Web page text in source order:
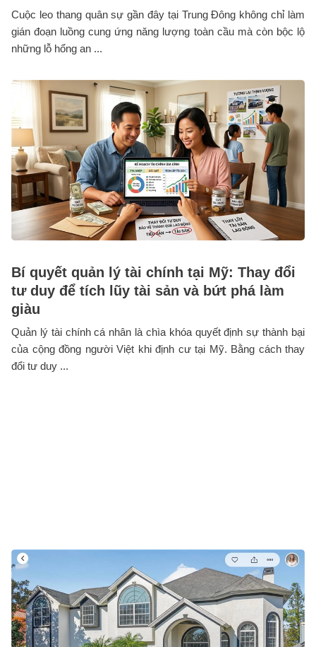
Cuộc leo thang quân sự gần đây tại Trung Đông không chỉ làm
gián đoạn luồng cung ứng năng lượng toàn cầu mà còn bộc lộ
những lỗ hổng an ...
Bí quyết quản lý tài chính tại Mỹ: Thay đổi
tư duy để tích lũy tài sản và bứt phá làm
giàu
Quản lý tài chính cá nhân là chìa khóa quyết định sự thành bại
của cộng đồng người Việt khi định cư tại Mỹ. Bằng cách thay
đổi tư duy ...